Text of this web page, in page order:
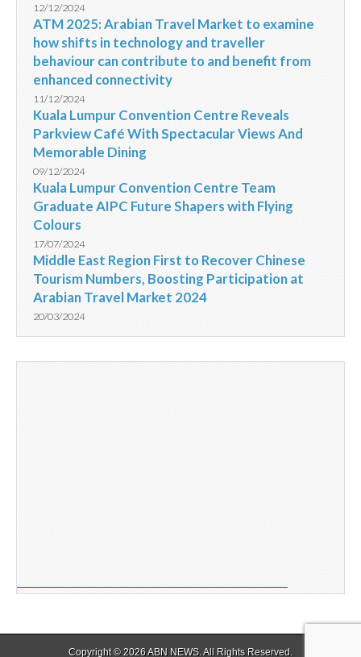
12/12/2024
ATM 2025: Arabian Travel Market to examine
how shifts in technology and traveller
behaviour can contribute to and benefit from
enhanced connectivity
11/12/2024
Kuala Lumpur Convention Centre Reveals
Parkview Café With Spectacular Views And
Memorable Dining
09/12/2024
Kuala Lumpur Convention Centre Team
Graduate AIPC Future Shapers with Flying
Colours
17/07/2024
Middle East Region First to Recover Chinese
Tourism Numbers, Boosting Participation at
Arabian Travel Market 2024
20/03/2024
Copyright © 2026ABN NEWS. All Rights Reserved.